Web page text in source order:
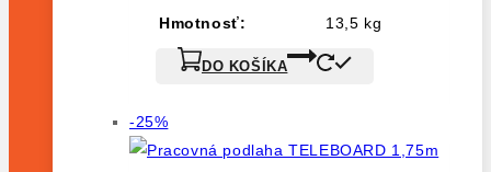
Hmotnosť: 13,5 kg
DO KOŠÍKA
-25%Výrobok
na